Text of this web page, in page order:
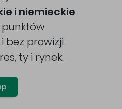
i niemieckie
bez prowizji.
ty i rynek.